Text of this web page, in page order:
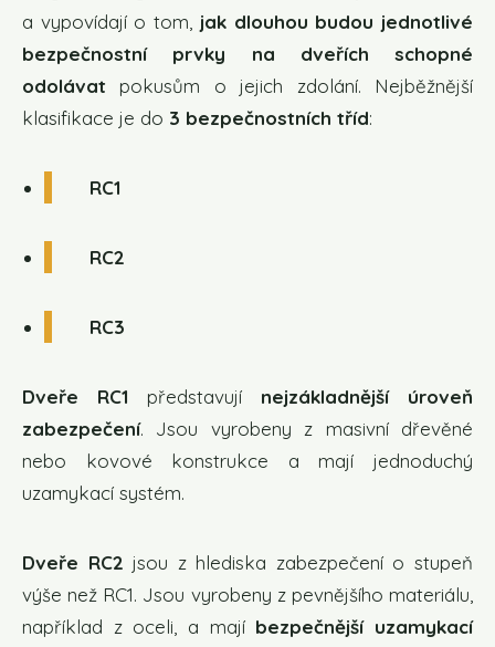
a vypovídají o tom, jak dlouhou budou jednotlivé
bezpečnostní prvky na dveřích schopné
odolávat pokusům o jejich zdolání. Nejběžnější
klasifikace je do 3 bezpečnostních tříd:
RC1
RC2
RC3
Dveře RC1 představují nejzákladnější úroveň
zabezpečení. Jsou vyrobeny z masivní dřevěné
nebo kovové konstrukce a mají jednoduchý
uzamykací systém.
Dveře RC2 jsou z hlediska zabezpečení o stupeň
výše než RC1. Jsou vyrobeny z pevnějšího materiálu,
například z oceli, a mají bezpečnější uzamykací